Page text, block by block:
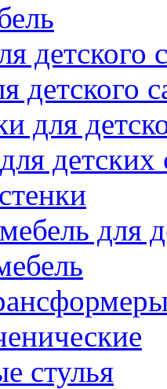
детского
детского
для
детских
для
стулья